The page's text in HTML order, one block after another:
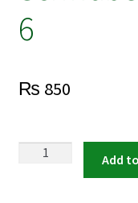
6
₨ 850
Schwabe
Add